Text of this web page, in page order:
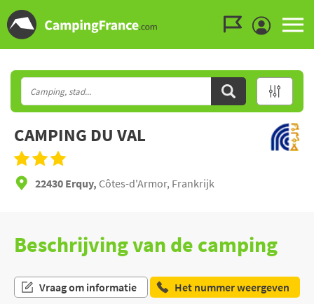
CAMPING DU VAL
22430 Erquy, Côtes-d'Armor, Frankrijk
Beschrijving van de camping
Vraag om informatie
Het nummer weergeven